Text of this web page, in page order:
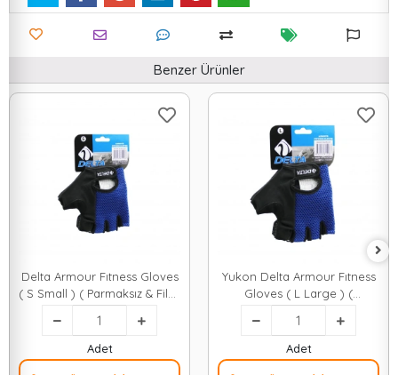
Benzer Ürünler
Delta Armour Fıtness Gloves
( S Small ) ( Parmaksız & Fileli
) Sporcu Eldiveni ( Mavi
/siyah )*50
Adet
Yukon Delta Armour Fıtness
Gloves ( L Large ) (
Parmaksız & Fileli ) Sporcu
Eldiveni ( Mavi /siyah )*50
Adet